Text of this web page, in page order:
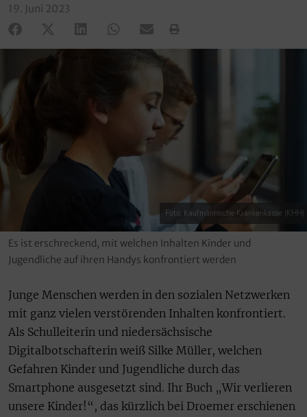
19. Juni 2023
Foto: Kaufmännische Krankenkasse (KHH)
Es ist erschreckend, mit welchen Inhalten Kinder und
Jugendliche auf ihren Handys konfrontiert werden
Junge Menschen werden in den sozialen Netzwerken
mit ganz vielen verstörenden Inhalten konfrontiert.
Als Schulleiterin und niedersächsische
Digitalbotschafterin weiß Silke Müller, welchen
Gefahren Kinder und Jugendliche durch das
Smartphone ausgesetzt sind. Ihr Buch „Wir verlieren
unsere Kinder!“, das kürzlich bei Droemer erschienen